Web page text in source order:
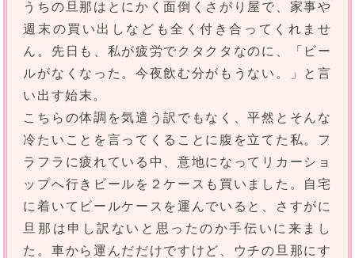
うちの旦那はとにかく面倒くさがり屋で、家事や
週末の買い出しなども全く付き合ってくれませ
ん。先日も、私が疲労でクタクタなのに、「ビー
ルがなくなった。今夜飲む分がもうない。」と言
い出す始末。
こちらの体調を気遣う訳でもなく、平然とそんな
冷たいことを言ってくることに腹を立てた私。フ
ラフラに疲れている中、意地になってリカーショ
ップへ行きビールを２ケースも買いました。自宅
に着いてビールケースを運んでいると、さすがに
旦那は申し訳ないと思ったのか手伝いに来まし
た。車から運んだだけですけど、ウチの旦那にす